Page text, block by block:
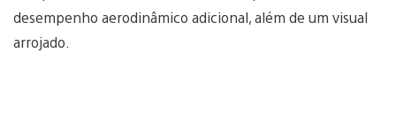
desempenho aerodinâmico adicional, além de um visual
arrojado.